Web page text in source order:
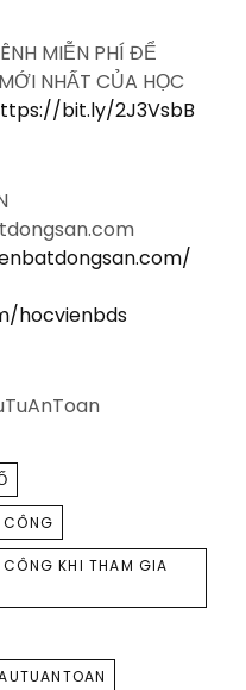
MIỄN PHÍ ĐỂ
NHẤT CỦA HỌC
bit.ly/2J3VsbB
hocvienbds
KHI THAM GIA